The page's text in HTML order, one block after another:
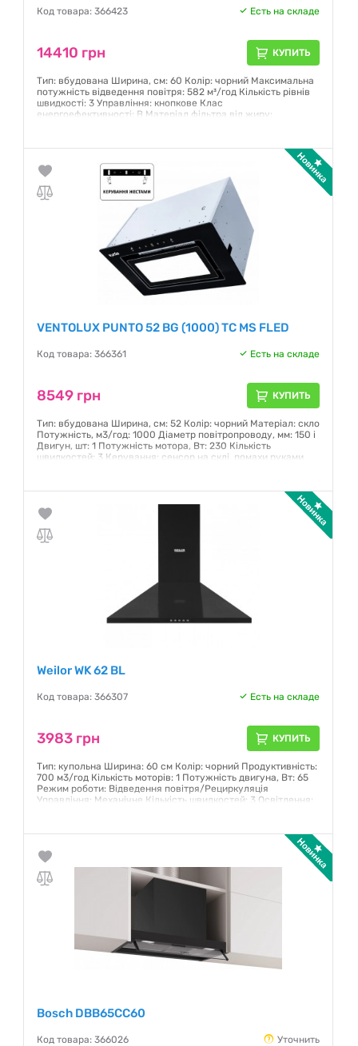
Код товара: 366423 Есть на складе
14410 грн КУПИТЬ
Тип: вбудована Ширина, см: 60 Колір: чорний Максимальна
потужність відведення повітря: 582 м³/год Кількість рівнів
швидкості: 3 Управління: кнопкове Клас
енергоефективності: B Матеріал фільтра від жиру:
Гарантия:12 месяцев
VENTOLUX PUNTO 52 BG (1000) TC MS FLED
Код товара: 366361 Есть на складе
8549 грн КУПИТЬ
Тип: вбудована Ширина, см: 52 Колір: чорний Матеріал: скло
Потужність, м3/год: 1000 Діаметр повітропроводу, мм: 150 i
Двигун, шт: 1 Потужність мотора, Вт: 230 Кількість
швидкостей: 3 Керування: сенсор на склі, помахи руками
Гарантия:12 месяцев
Weilor WK 62 BL
Код товара: 366307 Есть на складе
3983 грн КУПИТЬ
Тип: купольна Ширина: 60 см Колір: чорний Продуктивність:
700 м3/год Кількість моторів: 1 Потужність двигуна, Вт: 65
Режим роботи: Відведення повітря/Рециркуляція
Управління: Механічне Кількість швидкостей: 3 Освітлення:
Гарантия:12 месяцев
Bosch DBB65CC60
Код товара: 366026 Уточнить